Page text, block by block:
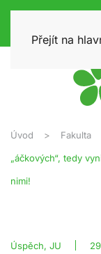
Přejít na
Úvod Fakulta
„áčkových“, tedy
nimi!
Úspěch, JU